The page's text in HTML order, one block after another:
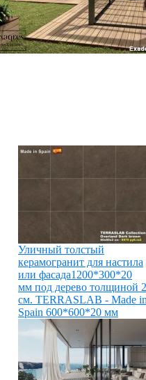
Уличный толстый
керамогранит для настила
или фасада1200*300*20
мм под дерево толщиной 2
см. TERRASLAB - Made
Spain 600*600*20 мм